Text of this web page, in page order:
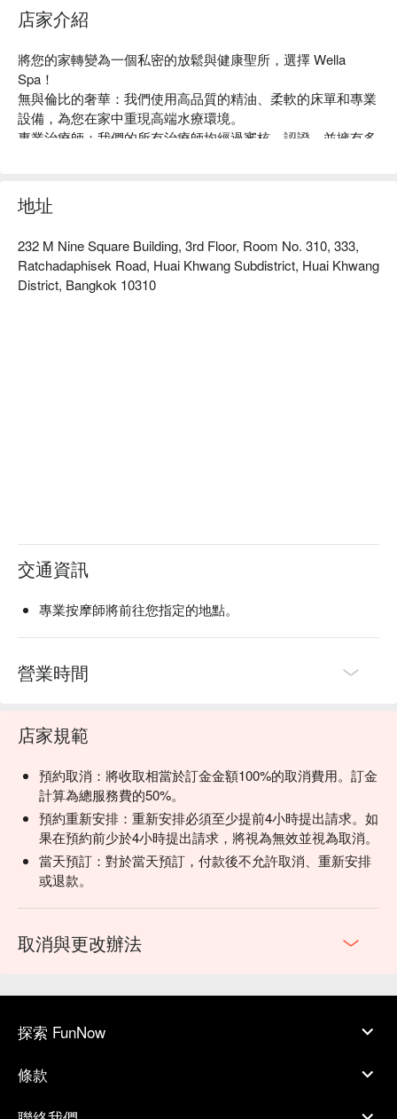
店家介紹
將您的家轉變為一個私密的放鬆與健康聖所，選擇 Wella
Spa！
無與倫比的奢華：我們使用高品質的精油、柔軟的床單和專業
設備，為您在家中重現高端水療環境。
專業治療師：我們的所有治療師均經過審核、認證，並擁有多
享受專業的按摩療法。
個性化健康：從減壓到肌肉恢復，我們為每個療程量身定制，
地址
232 M Nine Square Building, 3rd Floor, Room No. 310, 333,
Ratchadaphisek Road, Huai Khwang Subdistrict, Huai Khwang
District, Bangkok 10310
交通資訊
專業按摩師將前往您指定的地點。
營業時間
店家規範
預約取消：將收取相當於訂金金額100%的取消費用。訂金
計算為總服務費的50%。
預約重新安排：重新安排必須至少提前4小時提出請求。如
果在預約前少於4小時提出請求，將視為無效並視為取消。
當天預訂：對於當天預訂，付款後不允許取消、重新安排
或退款。
取消與更改辦法
探索 FunNow
條款